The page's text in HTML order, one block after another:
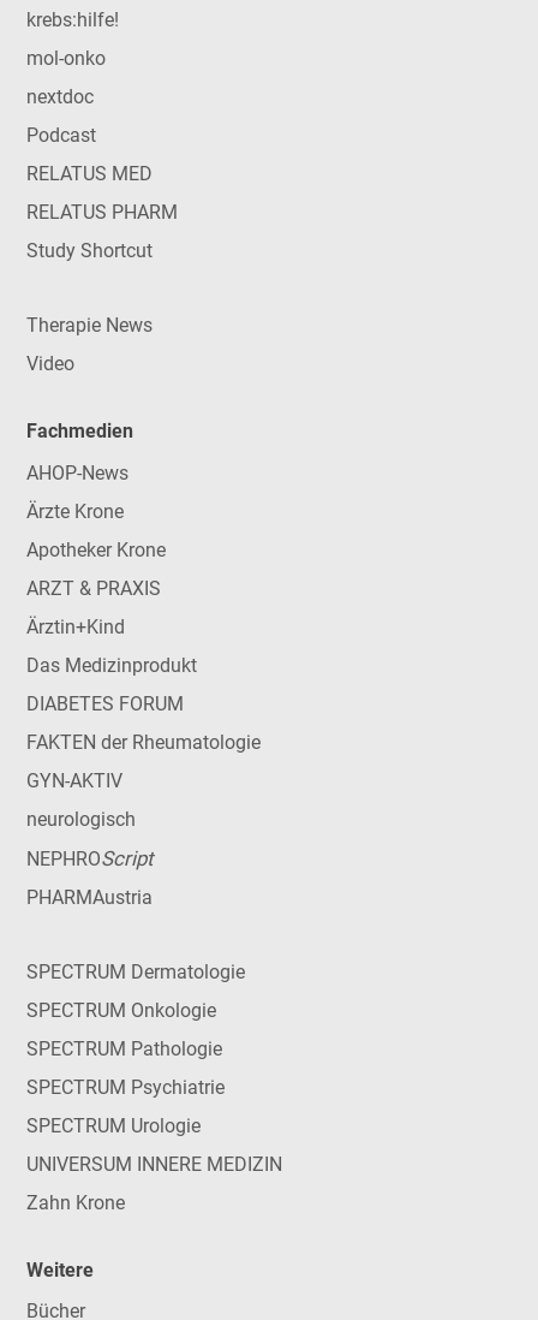
krebs:hilfe!
mol-onko
nextdoc
Podcast
RELATUS MED
RELATUS PHARM
Study Shortcut
Therapie News
Video
Fachmedien
AHOP-News
Ärzte Krone
Apotheker Krone
ARZT & PRAXIS
Ärztin+Kind
Das Medizinprodukt
DIABETES FORUM
FAKTEN der Rheumatologie
GYN-AKTIV
neurologisch
NEPHROScript
PHARMAustria
SPECTRUM Dermatologie
SPECTRUM Onkologie
SPECTRUM Pathologie
SPECTRUM Psychiatrie
SPECTRUM Urologie
UNIVERSUM INNERE MEDIZIN
Zahn Krone
Weitere
Bücher